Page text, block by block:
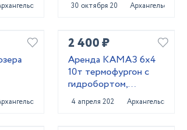
30 октября 2024 Архангельск
2 400 ₽
Аренда КАМАЗ 6х4
10т термофургон с
гидробортом,
Архангельск
4 апреля 2025 Архангельск